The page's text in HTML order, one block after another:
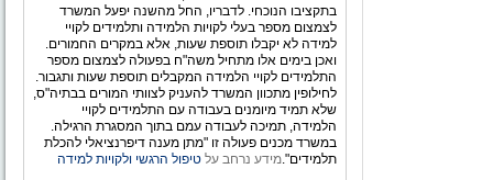
בתקציבו הנוכחי. לדבריו, החל מהשנה יפעל המשרד
לצמצום מספר בעלי לקויות הלמידה ותלמידים לקויי
למידה לא יקבלו תוספת שעות, אלא במקרים החמורים.
ואכן בימים אלו מתחיל משה"ח בפעולה לצמצום מספר
התלמידים לקויי הלמידה המקבלים תוספת שעות ותגבור.
לחילופין מתכוון המשרד להעניק לצוותי המורים בבתיה"ס,
שלא תמיד מיומנים בעבודה עם התלמידים לקויי
הלמידה, תמיכה לעבודה עמם בתוך המסגרת הרגילה.
במשרד מכנים פעולה זו "מתן מענה דיפרנציאלי להכלת
תלמידים".מידע נרחב על טיפול הרגשי ולקויות למידה